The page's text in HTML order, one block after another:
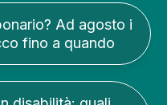
Ad agosto i
fino a quando